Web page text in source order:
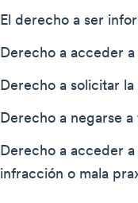
El derecho a ser
Derecho a acceder
Derecho a solicitar
Derecho a negarse
Derecho a acceder
infracción o mala